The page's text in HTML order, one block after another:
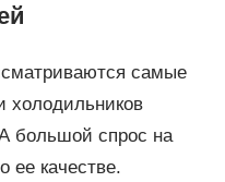
самые
холодильников
большой спрос на
ее качестве.